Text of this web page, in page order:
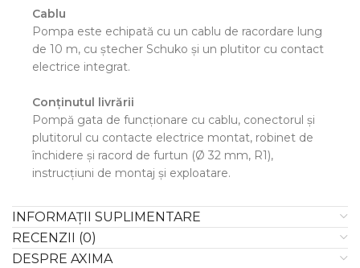
Cablu
Pompa este echipată cu un cablu de racordare lung
de 10 m, cu ştecher Schuko şi un plutitor cu contact
electrice integrat.
Conţinutul livrării
Pompă gata de funcţionare cu cablu, conectorul şi
plutitorul cu contacte electrice montat, robinet de
închidere şi racord de furtun (Ø 32 mm, R1),
instrucţiuni de montaj şi exploatare.
INFORMAȚII SUPLIMENTARE
RECENZII (0)
DESPRE AXIMA